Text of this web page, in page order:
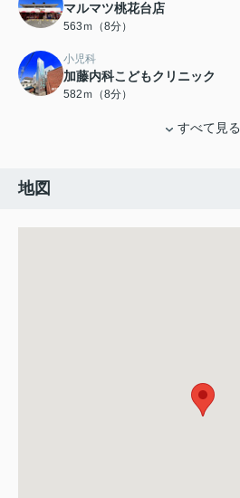
マルマツ桃花台店
563ｍ（8分）
小児科
加藤内科こどもクリニック
582ｍ（8分）
すべて見る
地図